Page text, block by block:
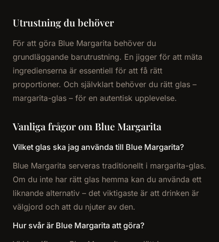
Utrustning du behöver
För att göra Blue Margarita behöver du
grundläggande barutrustning. En jigger för att mäta
ingredienserna är essentiell för att få rätt
proportioner. Och självklart behöver du rätt glas –
margarita-glas – för en autentisk upplevelse.
Vanliga frågor om Blue Margarita
Vilket glas ska jag använda till Blue Margarita?
Blue Margarita serveras traditionellt i margarita-glas.
Om du inte har rätt glas hemma kan du använda ett
liknande alternativ – det viktigaste är att drinken är
välgjord och att du njuter av den.
Hur svår är Blue Margarita att göra?